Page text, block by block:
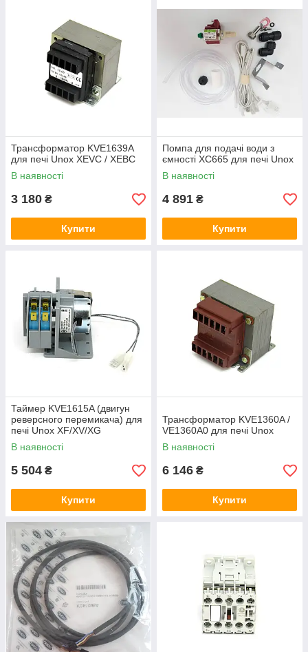
Трансформатор KVE1639A
для печі Unox XEVC / XEBC
В наявності
3 180 ₴
Купити
Помпа для подачі води з
ємності ХС665 для печі Unox
В наявності
4 891 ₴
Купити
Таймер KVE1615A (двигун
реверсного перемикача) для
печі Unox XF/XV/XG
В наявності
5 504 ₴
Купити
Трансформатор KVE1360A /
VE1360A0 для печі Unox
В наявності
6 146 ₴
Купити